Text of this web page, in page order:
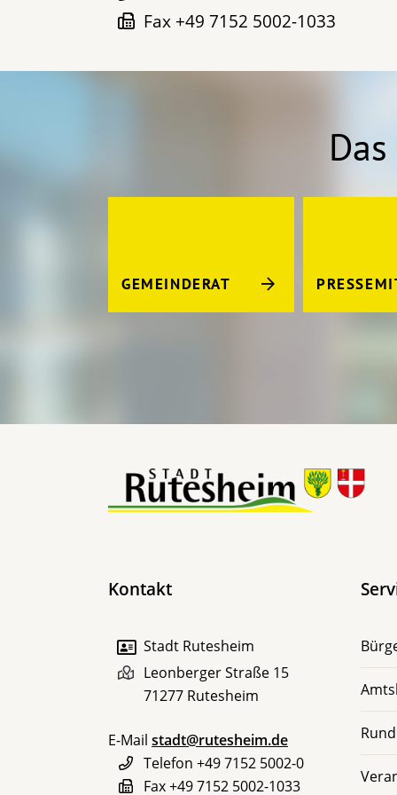
Fax +49 7152 5002-1033
GEMEINDERAT
Kontakt
Stadt Rutesheim
Leonberger Straße 15
71277 Rutesheim
E-Mail stadt@rutesheim.de
Telefon +49 7152 5002-0
Fax+49 7152 5002-1033